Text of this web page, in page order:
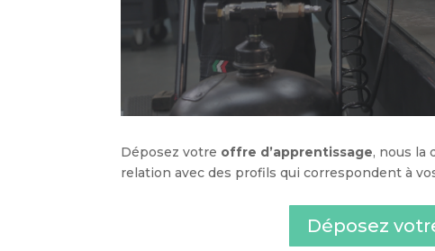
Déposez votre offre d’apprentissage, nous la
relation avec des profils qui correspondent à
Déposez